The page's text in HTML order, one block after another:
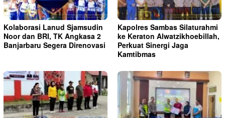
Kolaborasi Lanud Sjamsudin
Noor dan BRI, TK Angkasa 2
Banjarbaru Segera Direnovasi
Kapolres Sambas Silaturahmi
ke Keraton Alwatzikhoebillah,
Perkuat Sinergi Jaga
Kamtibmas